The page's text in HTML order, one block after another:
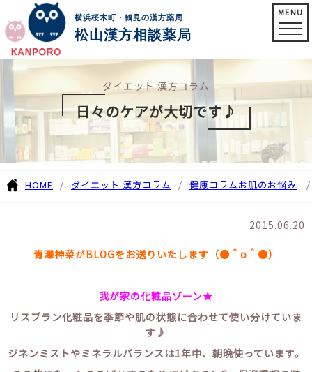
横浜桜木町・鶴見の漢方薬局
松山漢方相談薬局
MENU
ダイエット 漢方コラム
日々のケアが大切です♪
HOME ダイエット 漢方コラム 健康コラムお肌のお悩み
2015.06.20
青澤神菜がBLOGをお送りいたします（●＾o＾●）
我が家の化粧品ゾーン★
リスブラン化粧品を季節や肌の状態に合わせて使い分けていま
す♪
ジネンミストやミネラルバランスは1年中、朝晩使っています。